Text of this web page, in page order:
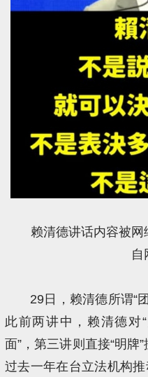
赖清德讲话内容被
自
29日，赖清德所谓“
此前两讲中，赖清德对
面”，第三讲则直接“明牌
过去一年在台立法机构